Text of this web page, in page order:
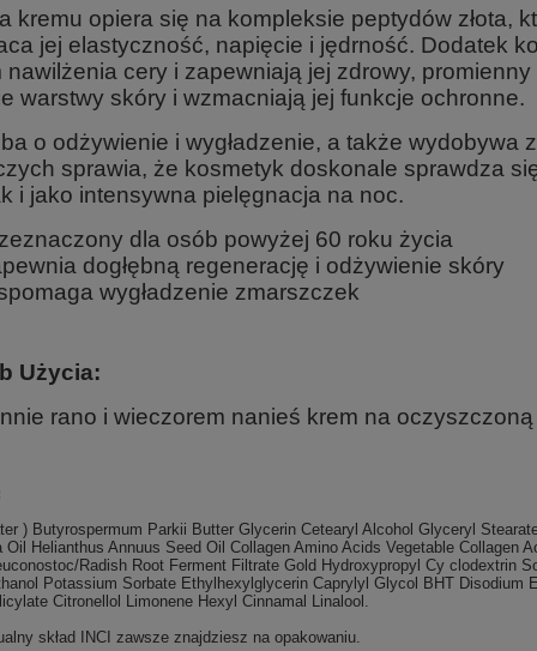
kremu opiera się na kompleksie peptydów złota,
jej elastyczność, napięcie i jędrność. Dodatek
nawilżenia cery i zapewniają jej zdrowy,
warstwy skóry i wzmacniają jej funkcje ochronne.
o odżywienie i wygładzenie, a także wydobywa
sprawia, że ​​kosmetyk doskonale sprawdza
i jako intensywna pielęgnacja na noc.
dla osób powyżej 60 roku życia
dogłębną regenerację i odżywienie skóry
wygładzenie zmarszczek
Użycia:
rano i wieczorem nanieś krem ​​na
) Butyrospermum Parkii Butter Glycerin Cetearyl Alcohol Glyceryl
Oil Helianthus Annuus Seed Oil Collagen Amino Acids Vegetable Collagen
Radish Root Ferment Filtrate Gold Hydroxypropyl Cy clodextrin
Potassium Sorbate Ethylhexylglycerin Caprylyl Glycol BHT Disodium
Citronellol Limonene Hexyl Cinnamal Linalool.
skład INCI zawsze znajdziesz na opakowaniu.